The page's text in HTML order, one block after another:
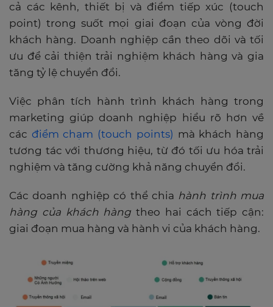
cả các kênh, thiết bị và điểm tiếp xúc (touch
point) trong suốt mọi giai đoạn của vòng đời
khách hàng. Doanh nghiệp cần theo dõi và tối
ưu để cải thiện trải nghiệm khách hàng và gia
tăng tỷ lệ chuyển đổi.
Việc phân tích hành trình khách hàng trong
marketing giúp doanh nghiệp hiểu rõ hơn về
các điểm chạm (touch points) mà khách hàng
tương tác với thương hiệu, từ đó tối ưu hóa trải
nghiệm và tăng cường khả năng chuyển đổi.
Các doanh nghiệp có thể chia hành trình mua
hàng của khách hàng theo hai cách tiếp cận:
giai đoạn mua hàng và hành vi của khách hàng.